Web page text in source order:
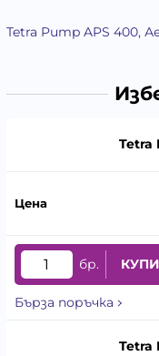
Tetra Pump APS 400,
Tetra
бр. КУПИ
Бърза поръчка
Tetra